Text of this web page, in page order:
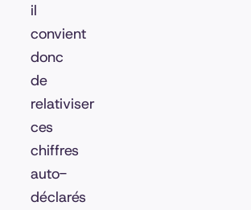
il
convient
donc
de
relativiser
ces
chiffres
auto-
déclarés